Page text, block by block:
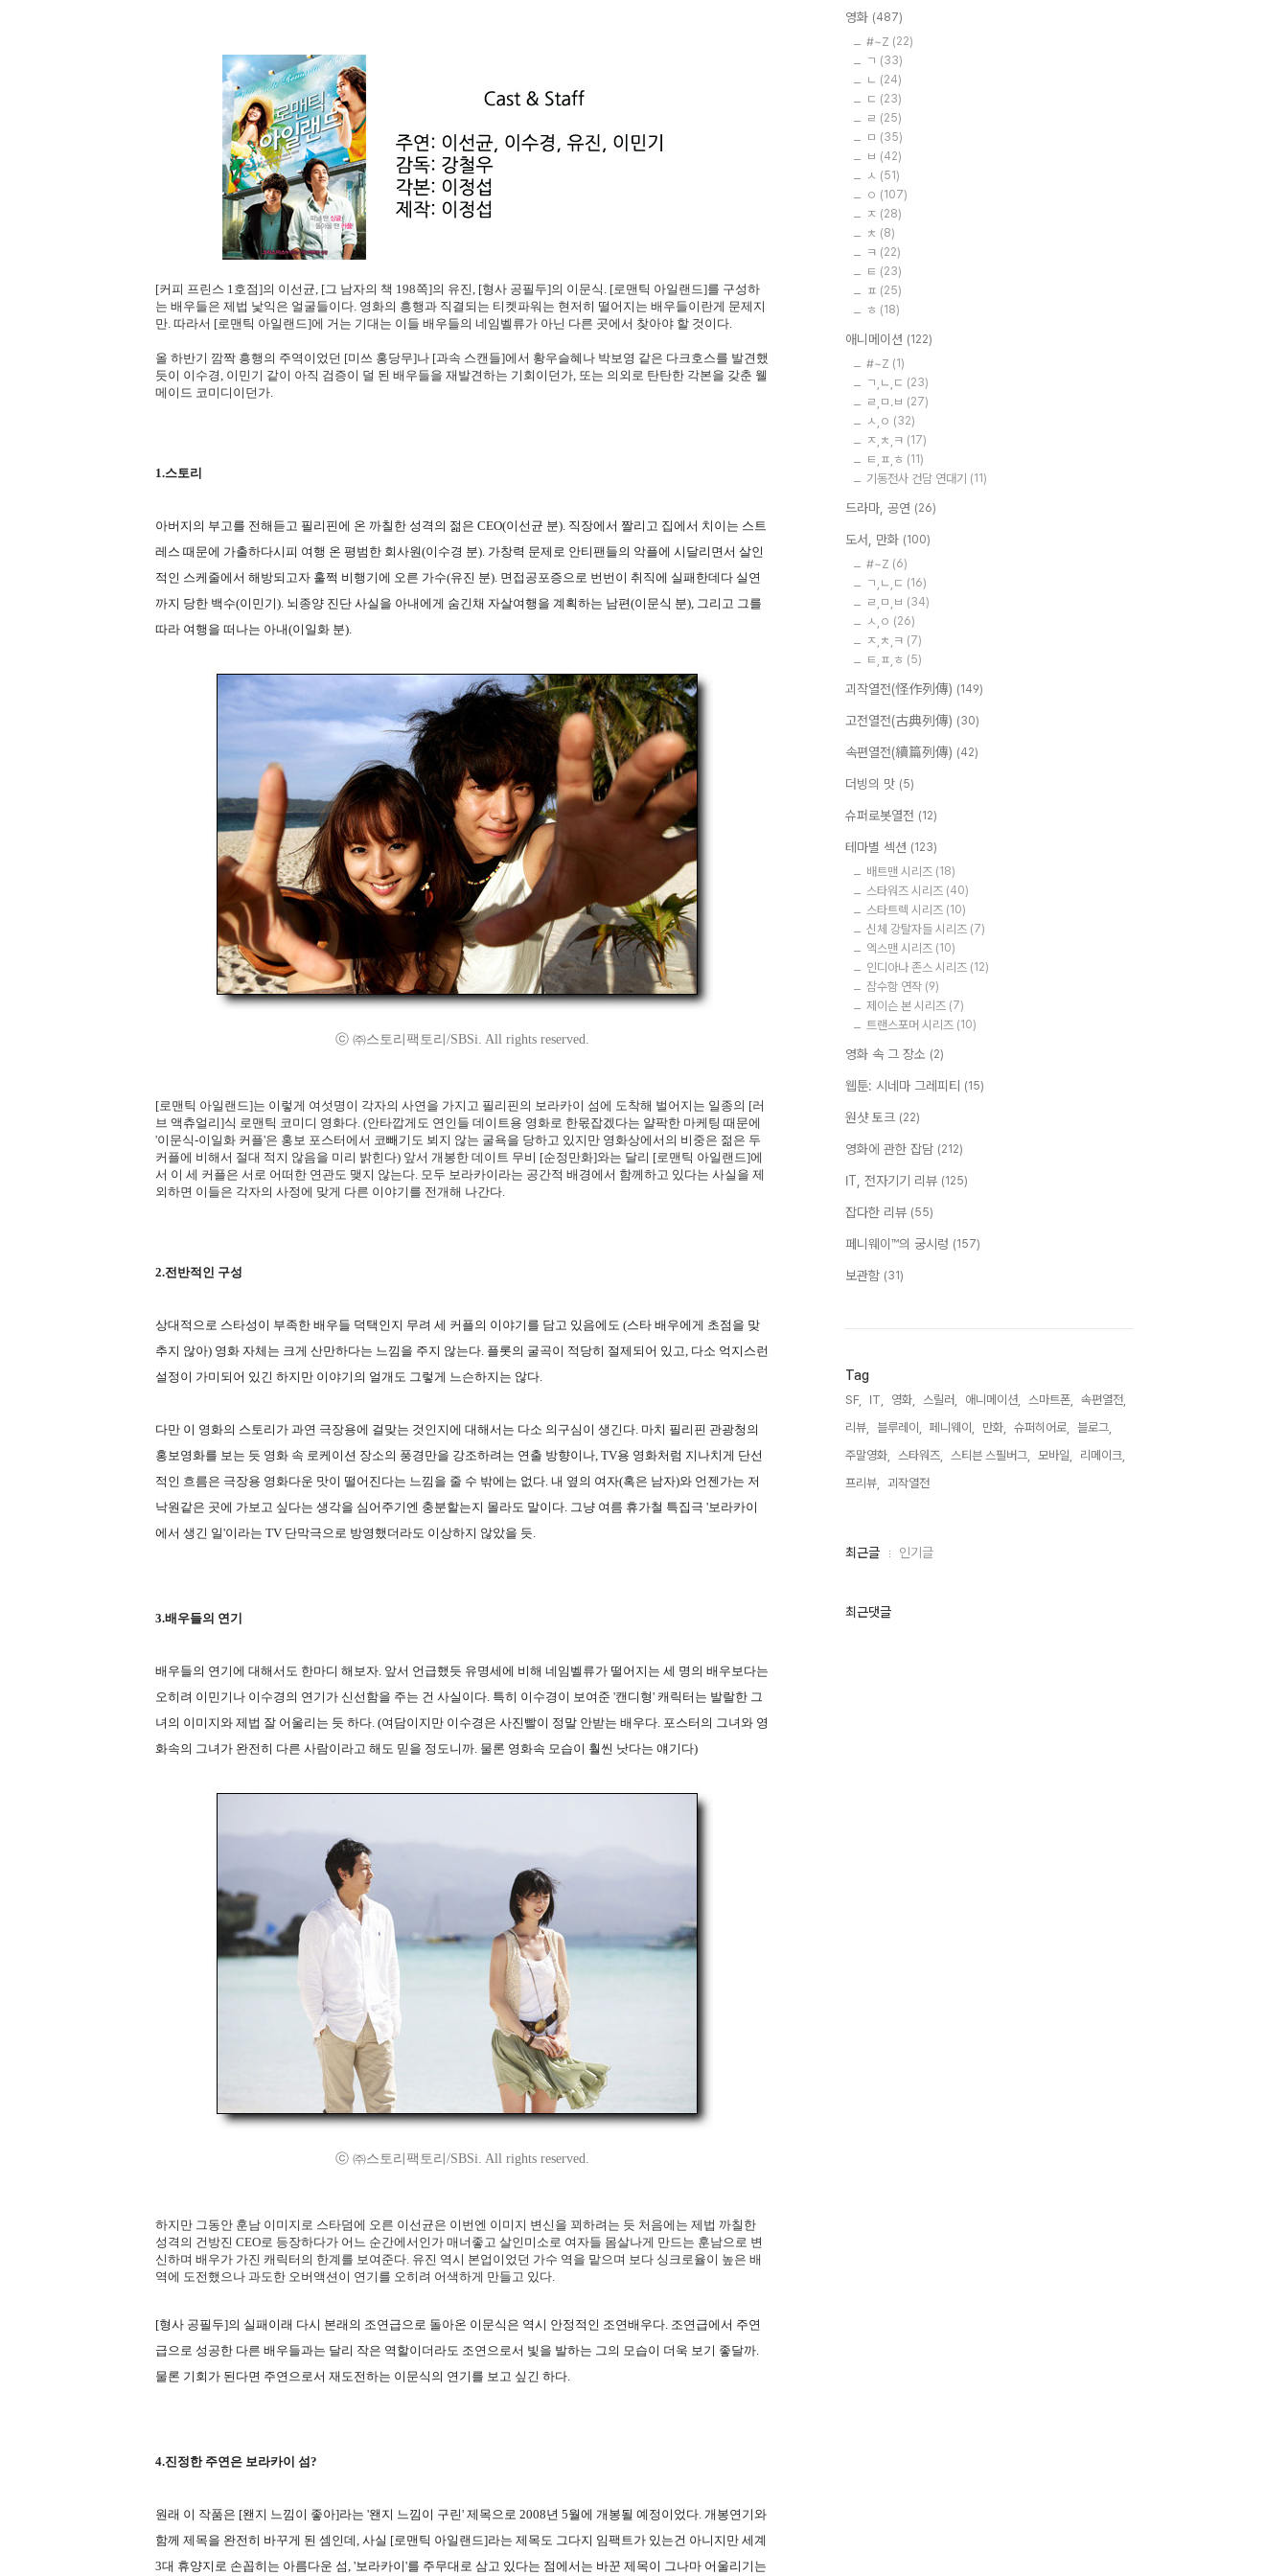
[커피 프린스 1호점]의 이선균, [그 남자의 책 198쪽]의 유진, [형사 공필두]의 이문식. [로맨틱 아일랜드]를 구성하
는 배우들은 제법 낯익은 얼굴들이다. 영화의 흥행과 직결되는 티켓파워는 현저히 떨어지는 배우들이란게 문제지
만. 따라서 [로맨틱 아일랜드]에 거는 기대는 이들 배우들의 네임벨류가 아닌 다른 곳에서 찾아야 할 것이다.
올 하반기 깜짝 흥행의 주역이었던 [미쓰 홍당무]나 [과속 스캔들]에서 황우슬혜나 박보영 같은 다크호스를 발견했
듯이 이수경, 이민기 같이 아직 검증이 덜 된 배우들을 재발견하는 기회이던가, 또는 의외로 탄탄한 각본을 갖춘 웰
메이드 코미디이던가.
1.스토리
아버지의 부고를 전해듣고 필리핀에 온 까칠한 성격의 젊은 CEO(이선균 분). 직장에서 짤리고 집에서 치이는 스트
레스 때문에 가출하다시피 여행 온 평범한 회사원(이수경 분). 가창력 문제로 안티팬들의 악플에 시달리면서 살인
적인 스케줄에서 해방되고자 훌쩍 비행기에 오른 가수(유진 분). 면접공포증으로 번번이 취직에 실패한데다 실연
까지 당한 백수(이민기). 뇌종양 진단 사실을 아내에게 숨긴채 자살여행을 계획하는 남편(이문식 분), 그리고 그를
따라 여행을 떠나는 아내(이일화 분).
ⓒ ㈜스토리팩토리/SBSi. All rights reserved.
[로맨틱 아일랜드]는 이렇게 여섯명이 각자의 사연을 가지고 필리핀의 보라카이 섬에 도착해 벌어지는 일종의 [러
브 액츄얼리]식 로맨틱 코미디 영화다. (안타깝게도 연인들 데이트용 영화로 한몫잡겠다는 얄팍한 마케팅 때문에
'이문식-이일화 커플'은 홍보 포스터에서 코빼기도 뵈지 않는 굴욕을 당하고 있지만 영화상에서의 비중은 젊은 두
커플에 비해서 절대 적지 않음을 미리 밝힌다) 앞서 개봉한 데이트 무비 [순정만화]와는 달리 [로맨틱 아일랜드]에
서 이 세 커플은 서로 어떠한 연관도 맺지 않는다. 모두 보라카이라는 공간적 배경에서 함께하고 있다는 사실을 제
외하면 이들은 각자의 사정에 맞게 다른 이야기를 전개해 나간다.
2.전반적인 구성
상대적으로 스타성이 부족한 배우들 덕택인지 무려 세 커플의 이야기를 담고 있음에도 (스타 배우에게 초점을 맞
추지 않아) 영화 자체는 크게 산만하다는 느낌을 주지 않는다. 플롯의 굴곡이 적당히 절제되어 있고, 다소 억지스런
설정이 가미되어 있긴 하지만 이야기의 얼개도 그렇게 느슨하지는 않다.
다만 이 영화의 스토리가 과연 극장용에 걸맞는 것인지에 대해서는 다소 의구심이 생긴다. 마치 필리핀 관광청의
홍보영화를 보는 듯 영화 속 로케이션 장소의 풍경만을 강조하려는 연출 방향이나, TV용 영화처럼 지나치게 단선
적인 흐름은 극장용 영화다운 맛이 떨어진다는 느낌을 줄 수 밖에는 없다. 내 옆의 여자(혹은 남자)와 언젠가는 저
낙원같은 곳에 가보고 싶다는 생각을 심어주기엔 충분할는지 몰라도 말이다. 그냥 여름 휴가철 특집극 '보라카이
에서 생긴 일'이라는 TV 단막극으로 방영했더라도 이상하지 않았을 듯.
3.배우들의 연기
배우들의 연기에 대해서도 한마디 해보자. 앞서 언급했듯 유명세에 비해 네임벨류가 떨어지는 세 명의 배우보다는
오히려 이민기나 이수경의 연기가 신선함을 주는 건 사실이다. 특히 이수경이 보여준 '캔디형' 캐릭터는 발랄한 그
녀의 이미지와 제법 잘 어울리는 듯 하다. (여담이지만 이수경은 사진빨이 정말 안받는 배우다. 포스터의 그녀와 영
화속의 그녀가 완전히 다른 사람이라고 해도 믿을 정도니까. 물론 영화속 모습이 훨씬 낫다는 얘기다)
ⓒ ㈜스토리팩토리/SBSi. All rights reserved.
하지만 그동안 훈남 이미지로 스타덤에 오른 이선균은 이번엔 이미지 변신을 꾀하려는 듯 처음에는 제법 까칠한
성격의 건방진 CEO로 등장하다가 어느 순간에서인가 매너좋고 살인미소로 여자들 몸살나게 만드는 훈남으로 변
신하며 배우가 가진 캐릭터의 한계를 보여준다. 유진 역시 본업이었던 가수 역을 맡으며 보다 싱크로율이 높은 배
역에 도전했으나 과도한 오버액션이 연기를 오히려 어색하게 만들고 있다.
[형사 공필두]의 실패이래 다시 본래의 조연급으로 돌아온 이문식은 역시 안정적인 조연배우다. 조연급에서 주연
급으로 성공한 다른 배우들과는 달리 작은 역할이더라도 조연으로서 빛을 발하는 그의 모습이 더욱 보기 좋달까.
물론 기회가 된다면 주연으로서 재도전하는 이문식의 연기를 보고 싶긴 하다.
4.진정한 주연은 보라카이 섬?
원래 이 작품은 [왠지 느낌이 좋아]라는 '왠지 느낌이 구린' 제목으로 2008년 5월에 개봉될 예정이었다. 개봉연기와
함께 제목을 완전히 바꾸게 된 셈인데, 사실 [로맨틱 아일랜드]라는 제목도 그다지 임팩트가 있는건 아니지만 세계
3대 휴양지로 손꼽히는 아름다운 섬, '보라카이'를 주무대로 삼고 있다는 점에서는 바꾼 제목이 그나마 어울리기는
영화 (487)
#~Z (22)
ㄱ (33)
ㄴ (24)
ㄷ (23)
ㄹ (25)
ㅁ (35)
ㅂ (42)
ㅅ (51)
ㅇ (107)
ㅈ (28)
ㅊ (8)
ㅋ (22)
ㅌ (23)
ㅍ (25)
ㅎ (18)
애니메이션 (122)
#~Z (1)
ㄱ,ㄴ,ㄷ (23)
ㄹ,ㅁ.ㅂ (27)
ㅅ,ㅇ (32)
ㅈ,ㅊ,ㅋ (17)
ㅌ,ㅍ,ㅎ (11)
기동전사 건담 연대기 (11)
드라마, 공연 (26)
도서, 만화 (100)
#~Z (6)
ㄱ,ㄴ,ㄷ (16)
ㄹ,ㅁ,ㅂ (34)
ㅅ,ㅇ (26)
ㅈ,ㅊ,ㅋ (7)
ㅌ,ㅍ,ㅎ (5)
괴작열전(怪作列傳) (149)
고전열전(古典列傳) (30)
속편열전(續篇列傳) (42)
더빙의 맛 (5)
슈퍼로봇열전 (12)
테마별 섹션 (123)
배트맨 시리즈 (18)
스타워즈 시리즈 (40)
스타트렉 시리즈 (10)
신체 강탈자들 시리즈 (7)
엑스맨 시리즈 (10)
인디아나 존스 시리즈 (12)
잠수함 연작 (9)
제이슨 본 시리즈 (7)
트랜스포머 시리즈 (10)
영화 속 그 장소 (2)
웹툰: 시네마 그레피티 (15)
원샷 토크 (22)
영화에 관한 잡담 (212)
IT, 전자기기 리뷰 (125)
잡다한 리뷰 (55)
페니웨이™의 궁시렁 (157)
보관함 (31)
Tag
SF, IT, 영화, 스릴러, 애니메이션, 스마트폰,
속편열전,
리뷰,
블루레이, 페니웨이, 만화, 슈퍼히어로,
블로그,
주말영화,
스타워즈, 스티븐 스필버그, 모바일,
리메이크,
프리뷰,
괴작열전,
최
인
최근글 인기글
최근댓글